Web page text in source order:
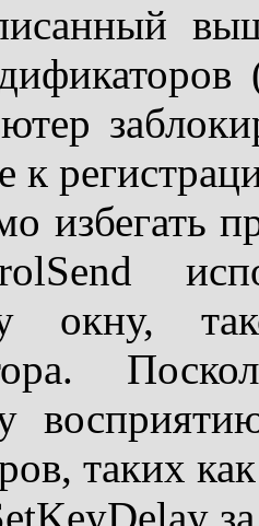
к
избегать
окну,
таких